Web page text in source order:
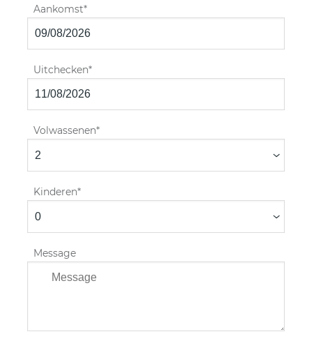
Aankomst
Uitchecken
Volwassenen
Kinderen
Message